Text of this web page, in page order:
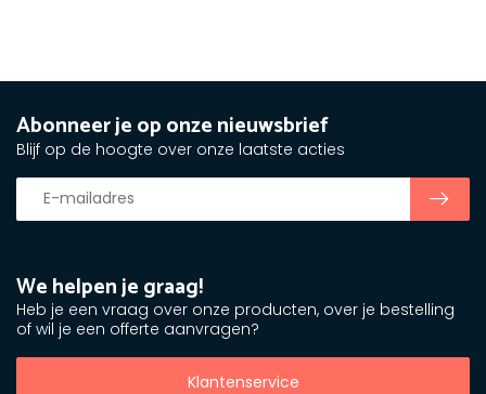
We helpen je graag!
Heb je een vraag over onze producten, over je bestelling
of wil je een offerte aanvragen?
Klantenservice
Abonneer je op onze nieuwsbrief
Blijf op de hoogte over onze laatste acties